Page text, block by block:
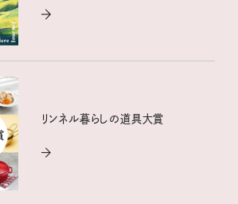
リンネル暮らしの道具大賞